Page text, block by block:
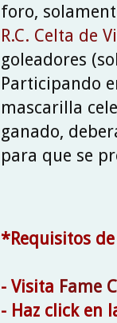
foro,
R.C. Celta de
goleadores
Participando
mascarilla
ganado,
para que se
*Requisitos
- Visita Fame
- Haz click en